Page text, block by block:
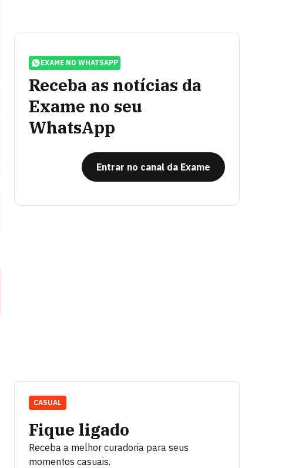
EXAME NO WHATSAPP
Receba as notícias da
Exame no seu
WhatsApp
Entrar no canal da Exame
Fique ligado
Receba a melhor curadoria para seus
momentos casuais.
CASUAL